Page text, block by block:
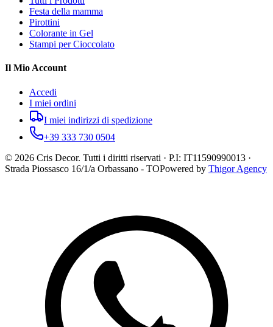
Festa della mamma
Pirottini
Colorante in Gel
Stampi per Cioccolato
Il Mio Account
Accedi
I miei ordini
I miei indirizzi di spedizione
+39 333 730 0504
© 2026 Cris Decor. Tutti i diritti riservati · P.I: IT11590990013 ·
Strada Piossasco 16/1/a Orbassano - TOPowered by Thigor Agency